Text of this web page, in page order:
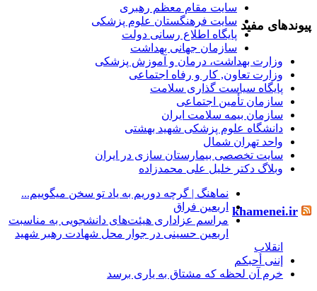
پیوندهای مفید
سایت مقام معظم رهبری
سایت فرهنگستان علوم پزشکی
پایگاه اطلاع رسانی دولت
سازمان جهانی بهداشت
وزارت بهداشت، درمان و آموزش پزشکی
وزارت تعاون, کار و رفاه اجتماعی
پایگاه سیاست گذاری سلامت
سازمان تأمین اجتماعی
سازمان بیمه سلامت ایران
دانشگاه علوم پزشکی شهید بهشتی
واحد تهران شمال
سایت تخصصی بیمارستان سازی در ایران
وبلاگ دکتر خلیل علی محمدزاده
khamenei.ir
نماهنگ |‌ گرچه دوریم به یاد تو سخن میگوییم...
اربعین فراق
مراسم عزاداری هیئت‌های دانشجویی به مناسبت
اربعین حسینی در جوار محل شهادت رهبر شهید
انقلاب
إننی أحبکم
خرم آن لحظه که مشتاق به یاری برسد